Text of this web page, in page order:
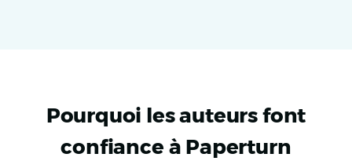
Pourquoi les auteurs font
confiance à Paperturn